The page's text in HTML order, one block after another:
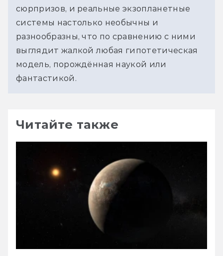
сюрпризов, и реальные экзопланетные
системы настолько необычны и
разнообразны, что по сравнению с ними
выглядит жалкой любая гипотетическая
модель, порождённая наукой или
фантастикой.
Читайте также